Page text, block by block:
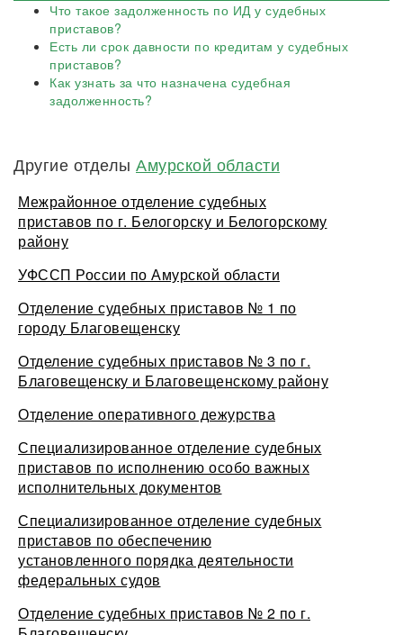
Что такое задолженность по ИД у судебных
приставов?
Есть ли срок давности по кредитам у судебных
приставов?
Как узнать за что назначена судебная
задолженность?
Другие отделы Амурской области
Межрайонное отделение судебных
приставов по г. Белогорску и Белогорскому
району
УФССП России по Амурской области
Отделение судебных приставов № 1 по
городу Благовещенску
Отделение судебных приставов № 3 по г.
Благовещенску и Благовещенскому району
Отделение оперативного дежурства
Специализированное отделение судебных
приставов по исполнению особо важных
исполнительных документов
Специализированное отделение судебных
приставов по обеспечению
установленного порядка деятельности
федеральных судов
Отделение судебных приставов № 2 по г.